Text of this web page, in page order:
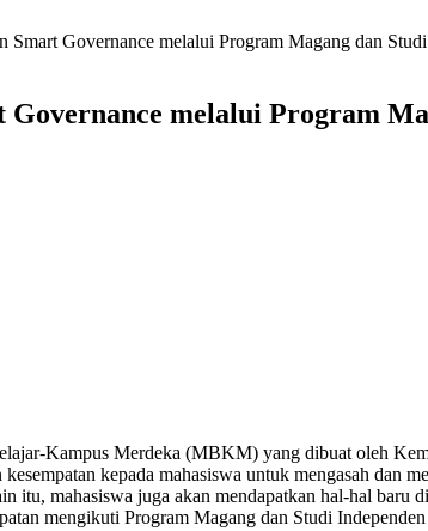
Smart Governance melalui Program Magang dan
melalui Program
Kampus Merdeka (MBKM) yang dibuat oleh
kepada mahasiswa untuk mengasah dan
itu, mahasiswa juga akan mendapatkan hal-hal baru
mengikuti Program Magang dan Studi